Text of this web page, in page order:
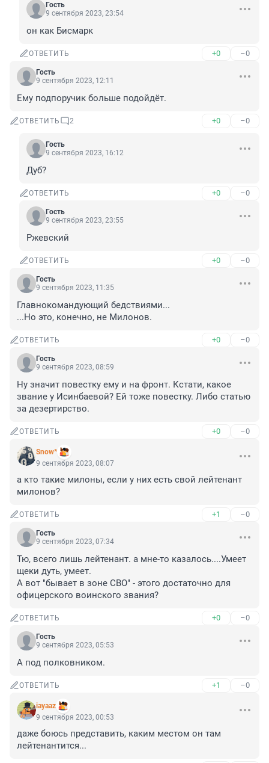
Гость
9 сентября 2023, 23:54
он как Бисмарк
ОТВЕТИТЬ +0 –0
Гость
9 сентября 2023, 12:11
Ему подпоручик больше подойдёт.
ОТВЕТИТЬ 2 +0 –0
Гость
9 сентября 2023, 16:12
Дуб?
ОТВЕТИТЬ +0 –0
Гость
9 сентября 2023, 23:55
Ржевский
ОТВЕТИТЬ +0 –0
Гость
9 сентября 2023, 11:35
Главнокомандующий бедствиями...
...Но это, конечно, не Милонов.
ОТВЕТИТЬ +0 –0
Гость
9 сентября 2023, 08:59
Ну значит повестку ему и на фронт. Кстати, какое
звание у Исинбаевой? Ей тоже повестку. Либо статью
за дезертирство.
ОТВЕТИТЬ +0 –0
Snow*
9 сентября 2023, 08:07
а кто такие милоны, если у них есть свой лейтенант
милонов?
ОТВЕТИТЬ +1 –0
Гость
9 сентября 2023, 07:34
Тю, всего лишь лейтенант. а мне-то казалось....Умеет
щеки дуть, умеет.
А вот "бывает в зоне СВО" - этого достаточно для
офицерского воинского звания?
ОТВЕТИТЬ +0 –0
Гость
9 сентября 2023, 05:53
А под полковником.
ОТВЕТИТЬ +1 –0
iayaaz
9 сентября 2023, 00:53
даже боюсь представить, каким местом он там
лейтенантится...